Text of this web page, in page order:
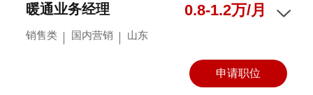
暖通业务经理 0.8-1.2万/月
销售类 国内营销 山东
申请职位